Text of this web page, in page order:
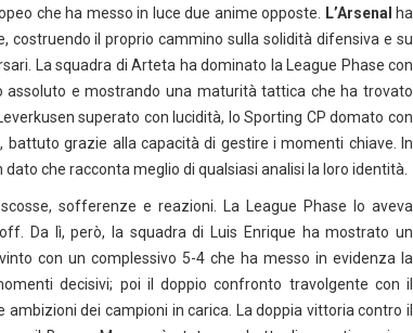
che ha messo in luce due anime opposte. L’Arsenal
ha
costruendo il proprio cammino sulla solidità difensiva e su
La squadra di Arteta ha dominato la League Phase con
e mostrando una maturità tattica che ha trovato
superato con lucidità, lo Sporting CP domato con
grazie alla capacità di gestire i momenti chiave. In
che racconta meglio di qualsiasi analisi la loro identità.
sofferenze e reazioni. La League Phase lo aveva
Da lì, però, la squadra di Luis Enrique ha mostrato un
con un complessivo 5-4 che ha messo in evidenza la
decisivi; poi il doppio confronto travolgente con il
dei campioni in carica. La doppia vittoria contro il